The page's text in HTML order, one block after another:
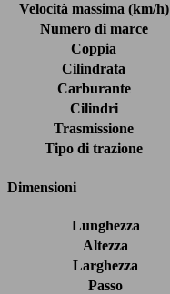
Velocità massima (km/h)
Numero di marce
Coppia
Cilindrata
Carburante
Cilindri
Trasmissione
Tipo di trazione
Dimensioni
Lunghezza
Altezza
Larghezza
Passo